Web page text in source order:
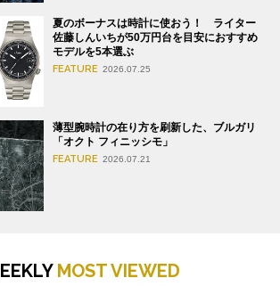
夏のボーナスは時計に使おう！ ライター
佐藤しんいちが50万円台を目安におすすめ
モデルを5本選ぶ
FEATURE 2026.07.25
薄型腕時計の在り方を刷新した、ブルガリ
「オクト フィニッシモ」
FEATURE 2026.07.21
MOST VIEWED